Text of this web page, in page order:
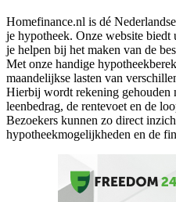
Homefinance.nl is dé
je hypotheek. Onze website
je helpen bij het maken van de
Met onze handige
maandelijkse lasten van
Hierbij wordt rekening gehouden
leenbedrag, de rentevoet en de
Bezoekers kunnen zo direct
hypotheekmogelijkheden en de